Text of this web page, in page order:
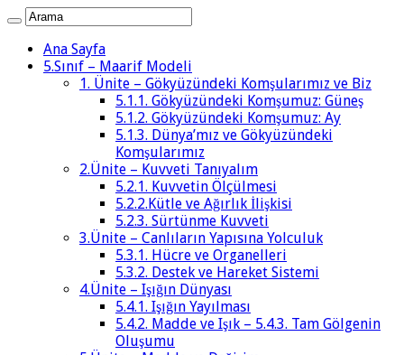
Ana Sayfa
5.Sınıf – Maarif Modeli
1. Ünite – Gökyüzündeki Komşularımız ve Biz
5.1.1. Gökyüzündeki Komşumuz: Güneş
5.1.2. Gökyüzündeki Komşumuz: Ay
5.1.3. Dünya’mız ve Gökyüzündeki
Komşularımız
2.Ünite – Kuvveti Tanıyalım
5.2.1. Kuvvetin Ölçülmesi
5.2.2.Kütle ve Ağırlık İlişkisi
5.2.3. Sürtünme Kuvveti
3.Ünite – Canlıların Yapısına Yolculuk
5.3.1. Hücre ve Organelleri
5.3.2. Destek ve Hareket Sistemi
4.Ünite – Işığın Dünyası
5.4.1. Işığın Yayılması
5.4.2. Madde ve Işık – 5.4.3. Tam Gölgenin
Oluşumu